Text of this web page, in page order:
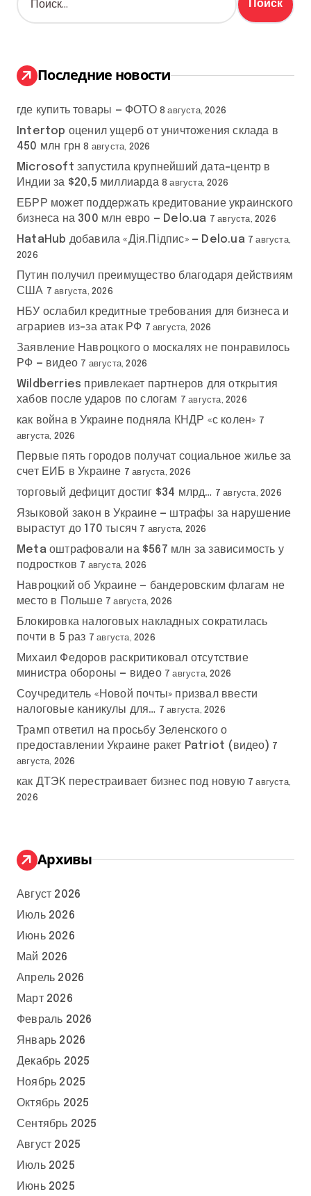
а
:
Последние новости
где купить товары — ФОТО 8 августа, 2026
Intertop оценил ущерб от уничтожения склада в
450 млн грн 8 августа, 2026
Microsoft запустила крупнейший дата-центр в
Индии за $20,5 миллиарда 8 августа, 2026
ЕБРР может поддержать кредитование украинского
бизнеса на 300 млн евро — Delo.ua 7 августа, 2026
HataHub добавила «Дія.Підпис» — Delo.ua 7 августа,
2026
Путин получил преимущество благодаря действиям
США 7 августа, 2026
НБУ ослабил кредитные требования для бизнеса и
аграриев из-за атак РФ 7 августа, 2026
Заявление Навроцкого о москалях не понравилось
РФ — видео 7 августа, 2026
Wildberries привлекает партнеров для открытия
хабов после ударов по слогам 7 августа, 2026
как война в Украине подняла КНДР «с колен» 7
августа, 2026
Первые пять городов получат социальное жилье за
счет ЕИБ в Украине 7 августа, 2026
торговый дефицит достиг $34 млрд… 7 августа, 2026
Языковой закон в Украине — штрафы за нарушение
вырастут до 170 тысяч 7 августа, 2026
Meta оштрафовали на $567 млн за зависимость у
подростков 7 августа, 2026
Навроцкий об Украине — бандеровским флагам не
место в Польше 7 августа, 2026
Блокировка налоговых накладных сократилась
почти в 5 раз 7 августа, 2026
Михаил Федоров раскритиковал отсутствие
министра обороны — видео 7 августа, 2026
Соучредитель «Новой почты» призвал ввести
налоговые каникулы для… 7 августа, 2026
Трамп ответил на просьбу Зеленского о
предоставлении Украине ракет Patriot (видео) 7
августа, 2026
как ДТЭК перестраивает бизнес под новую 7 августа,
2026
Архивы
Август 2026
Июль 2026
Июнь 2026
Май 2026
Апрель 2026
Март 2026
Февраль 2026
Январь 2026
Декабрь 2025
Ноябрь 2025
Октябрь 2025
Сентябрь 2025
Август 2025
Июль 2025
Июнь 2025